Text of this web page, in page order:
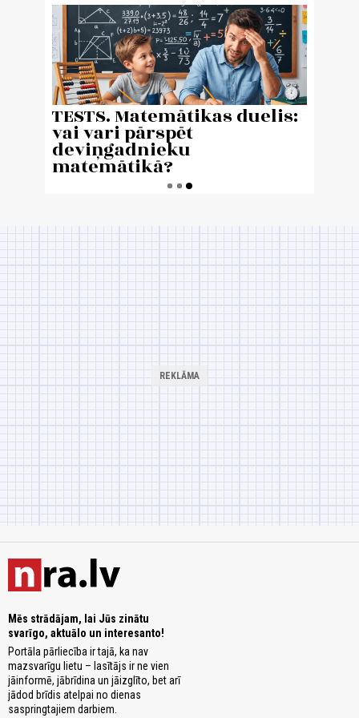
Mēs strādājam, lai Jūs zinātu
svarīgo, aktuālo un interesanto!
Portāla pārliecība ir tajā, ka nav
mazsvarīgu lietu – lasītājs ir ne vien
jāinformē, jābrīdina un jāizglīto, bet arī
jādod brīdis atelpai no dienas
saspringtajiem darbiem.